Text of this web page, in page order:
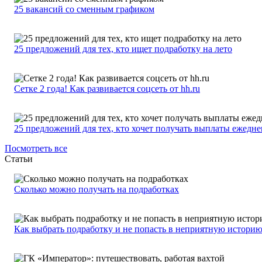
25 вакансий со сменным графиком
25 предложений для тех, кто ищет подработку на лето
Сетке 2 года! Как развивается соцсеть от hh.ru
25 предложений для тех, кто хочет получать выплаты
Посмотреть все
Статьи
Сколько можно получать на подработках
Как выбрать подработку и не попасть в неприятную историю